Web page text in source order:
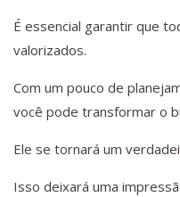
É essencial garantir que
valorizados.
Com um pouco de
você pode transformar o
Ele se tornará um
Isso deixará uma